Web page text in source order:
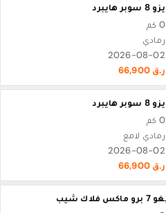
0 كم
رمادي
2026-08-02
ر.ق 66,900
0 كم
رمادي لامع
2026-08-02
ر.ق 66,900